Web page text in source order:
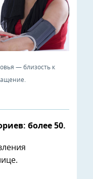
— близость к
более 50.